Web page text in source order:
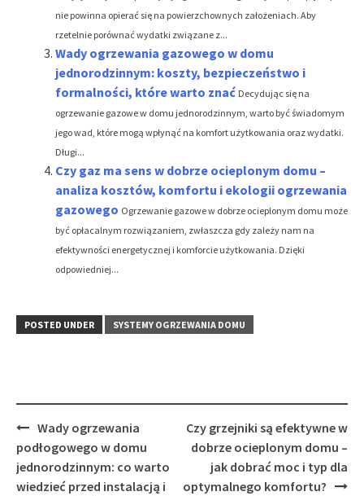
nie powinna opierać się na powierzchownych założeniach. Aby
rzetelnie porównać wydatki związane z...
Wady ogrzewania gazowego w domu
jednorodzinnym: koszty, bezpieczeństwo i
formalności, które warto znać Decydując się na
ogrzewanie gazowe w domu jednorodzinnym, warto być świadomym
jego wad, które mogą wpłynąć na komfort użytkowania oraz wydatki.
Długi...
Czy gaz ma sens w dobrze ocieplonym domu –
analiza kosztów, komfortu i ekologii ogrzewania
gazowego Ogrzewanie gazowe w dobrze ocieplonym domu może
być opłacalnym rozwiązaniem, zwłaszcza gdy zależy nam na
efektywności energetycznej i komforcie użytkowania. Dzięki
odpowiedniej...
POSTED UNDER SYSTEMY OGRZEWANIA DOMU
Post
navigation
Wady ogrzewania
podłogowego w domu
jednorodzinnym: co warto
wiedzieć przed instalacją i
Czy grzejniki są efektywne w
dobrze ocieplonym domu –
jak dobrać moc i typ dla
optymalnego komfortu?